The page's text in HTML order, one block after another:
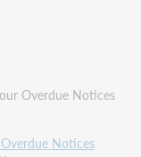
Overdue Notices
Notices